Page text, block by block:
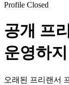
Profile Closed
공개 프
운영하
오래된 프리랜서